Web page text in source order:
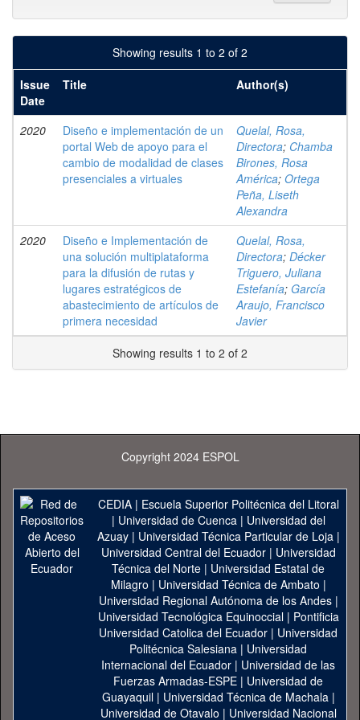
Showing results 1 to 2 of 2
Issue
Date
Title Author(s)
2020
Diseño e implementación de un
portal Web de apoyo para el
cambio de modalidad de clases
presenciales a virtuales
Quelal, Rosa,
Directora; Chamba
Birones, Rosa
América; Ortega
Peña, Liseth
Alexandra
2020
Diseño e Implementación de
una solución multiplataforma
para la difusión de rutas y
lugares estratégicos de
abastecimiento de artículos de
primera necesidad
Quelal, Rosa,
Directora; Décker
Triguero, Juliana
Estefanía; García
Araujo, Francisco
Javier
Showing results 1 to 2 of 2
Copyright 2024 ESPOL
CEDIA| Escuela Superior Politécnica del Litoral
| Universidad de Cuenca| Universidad del
Azuay| Universidad Técnica Particular de Loja|
Universidad Central del Ecuador| Universidad
Técnica del Norte | Universidad Estatal de
Milagro | Universidad Técnica de Ambato |
Universidad Regional Autónoma de los Andes|
Universidad Tecnológica Equinoccial| Pontificia
Universidad Catolica del Ecuador | Universidad
Politécnica Salesiana | Universidad
Internacional del Ecuador | Universidad de las
Fuerzas Armadas-ESPE | Universidad de
Guayaquil| Universidad Técnica de Machala|
Universidad de Otavalo | Universidad Nacional